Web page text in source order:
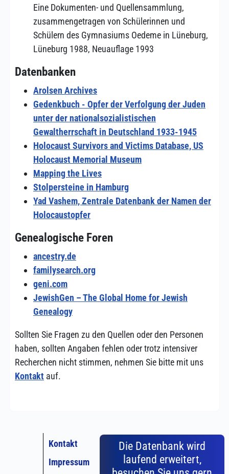
Eine Dokumenten- und Quellensammlung,
zusammengetragen von Schülerinnen und
Schülern des Gymnasiums Oedeme in Lüneburg,
Lüneburg 1988, Neuauflage 1993
Datenbanken
Arolsen Archives
Gedenkbuch - Opfer der Verfolgung der Juden
unter der nationalsozialistischen
Gewaltherrschaft in Deutschland 1933-1945
Holocaust Survivors and Victims Database, US
Holocaust Memorial Museum
Mapping the Lives
Stolpersteine in Hamburg
Yad Vashem, Zentrale Datenbank der Namen der
Holocaustopfer
Genealogische Foren
ancestry.de
familysearch.org
geni.com
JewishGen – The Global Home for Jewish
Genealogy
Sollten Sie Fragen zu den Quellen oder den Personen
haben, sollten Angaben fehlen oder trotz intensiver
Recherchen nicht stimmen, nehmen Sie bitte mit uns
Kontakt auf.
Kontakt
Impressum
Die Datenbank wird
laufend erweitert,